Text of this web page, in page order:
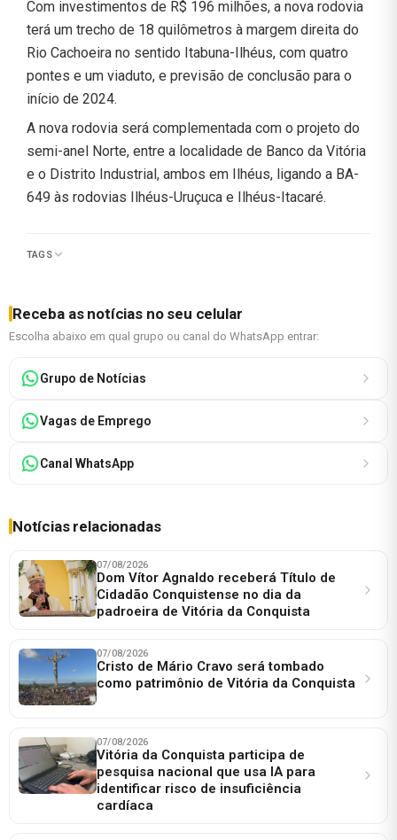
Com investimentos de R$ 196 milhões, a nova rodovia
terá um trecho de 18 quilômetros à margem direita do
Rio Cachoeira no sentido Itabuna-Ilhéus, com quatro
pontes e um viaduto, e previsão de conclusão para o
início de 2024.
A nova rodovia será complementada com o projeto do
semi-anel Norte, entre a localidade de Banco da Vitória
e o Distrito Industrial, ambos em Ilhéus, ligando a BA-
649 às rodovias Ilhéus-Uruçuca e Ilhéus-Itacaré.
TAGS
Receba as notícias no seu celular
Escolha abaixo em qual grupo ou canal do WhatsApp entrar:
Grupo de Notícias
Vagas de Emprego
Canal WhatsApp
Notícias relacionadas
07/08/2026
Dom Vítor Agnaldo receberá Título de
Cidadão Conquistense no dia da
padroeira de Vitória da Conquista
07/08/2026
Cristo de Mário Cravo será tombado
como patrimônio de Vitória da Conquista
07/08/2026
Vitória da Conquista participa de
pesquisa nacional que usa IA para
identificar risco de insuficiência
cardíaca